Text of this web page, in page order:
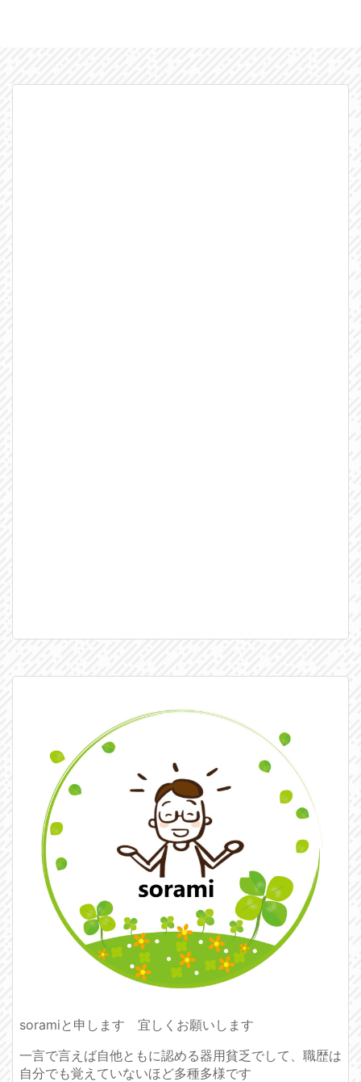
soramiと申します 宜しくお願いします
一言で言えば自他ともに認める器用貧乏でして、職歴は
自分でも覚えていないほど多種多様です